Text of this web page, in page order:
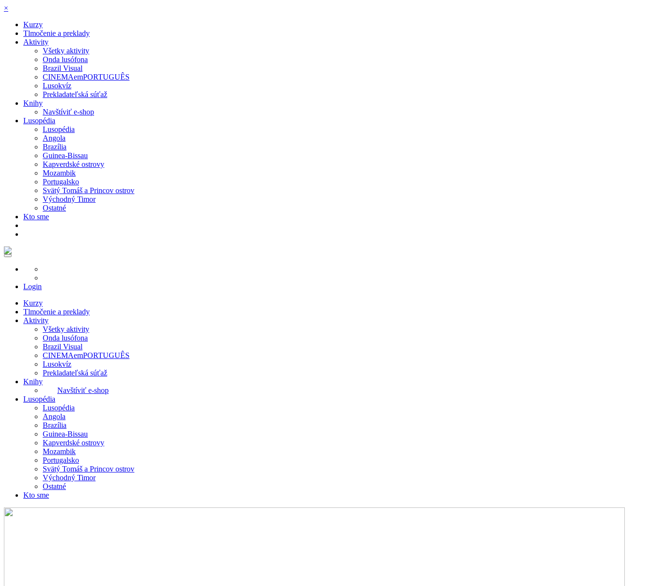
×
Kurzy
Tlmočenie a preklady
Aktivity
Všetky aktivity
Onda lusófona
Brazil Visual
CINEMAemPORTUGUÊS
Lusokvíz
Prekladateľská súťaž
Knihy
Navštíviť e-shop
Lusopédia
Lusopédia
Angola
Brazília
Guinea-Bissau
Kapverdské ostrovy
Mozambik
Portugalsko
Svätý Tomáš a Princov ostrov
Východný Timor
Ostatné
Kto sme
Login
Kurzy
Tlmočenie a preklady
Aktivity
Všetky aktivity
Onda lusófona
Brazil Visual
CINEMAemPORTUGUÊS
Lusokvíz
Prekladateľská súťaž
Knihy
Navštíviť e-shop
Lusopédia
Lusopédia
Angola
Brazília
Guinea-Bissau
Kapverdské ostrovy
Mozambik
Portugalsko
Svätý Tomáš a Princov ostrov
Východný Timor
Ostatné
Kto sme